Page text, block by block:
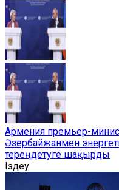
Армения премьер-
Әзербайжанмен
тереңдетуге шақырды
Іздеу